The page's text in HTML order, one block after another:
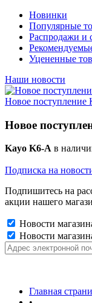
Новинки
Популярные
Распродажи и
Уцененные
Наши новости
Новое поступление
Новое
Kayo K6-A в
Подписка на
Подпишитесь на
акции нашего
Новости
Новости
Главная